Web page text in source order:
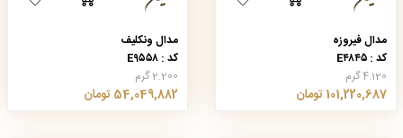
مدال فیروزه
کد : E۴۸۴۵
4.120 گرم
101,220,687 تومان
مدال ونکلیف
کد : E۹۵۵۸
2.200 گرم
54,049,882 تومان